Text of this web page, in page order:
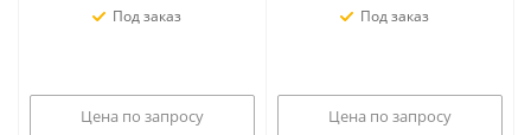
Под заказ
Цена по запросу
Под заказ
Цена по запросу